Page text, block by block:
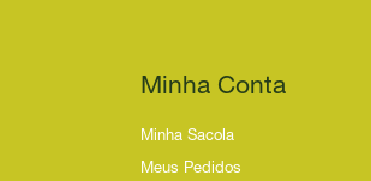
Minha Conta
Minha Sacola
Meus Pedidos